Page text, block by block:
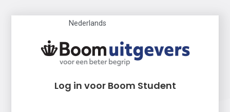
Nederlands
Log in voor Boom Student